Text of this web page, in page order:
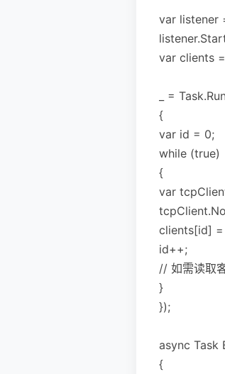
var listener
var clients
_ =
{
var id = 0;
while (true)
{
var
clients[id] =
id++;
// 如需读取
}
});
async Task
{